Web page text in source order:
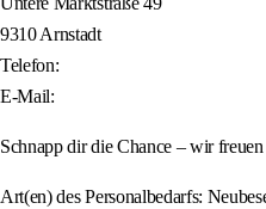
9310 Arnstadt
Telefon:
E-Mail:
Schnapp dir die Chance – wir
Art(en) des Personalbedarfs: